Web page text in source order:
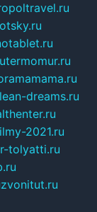
termomur.ru
dreams.ru
2021.ru
tolyatti.ru
zvonitut.ru